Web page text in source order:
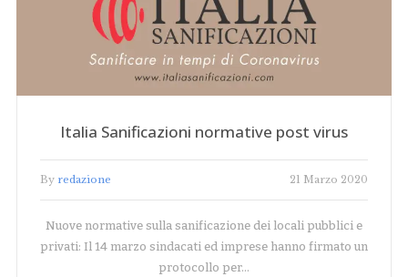
Italia Sanificazioni normative post virus
By redazione 21 Marzo 2020
Nuove normative sulla sanificazione dei locali pubblici e
privati: Il 14 marzo sindacati ed imprese hanno firmato un
protocollo per…